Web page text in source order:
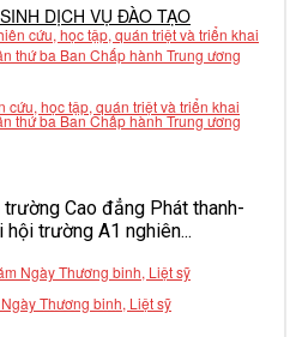
DỊCH VỤ ĐÀO TẠO
cứu, học tập, quán triệt và triển khai
thứ ba Ban Chấp hành Trung ương
Cao đẳng Phát thanh-
trường A1 nghiên...
Thương binh, Liệt sỹ